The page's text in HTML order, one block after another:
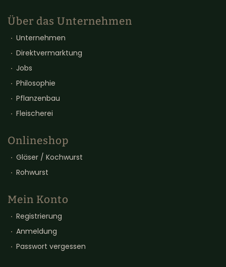
Über das Unternehmen
Unternehmen
Direktvermarktung
Jobs
Philosophie
Pflanzenbau
Fleischerei
Onlineshop
Gläser / Kochwurst
Rohwurst
Mein Konto
Registrierung
Anmeldung
Passwort vergessen